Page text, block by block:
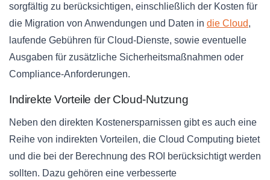
sorgfältig zu berücksichtigen, einschließlich der Kosten für
die Migration von Anwendungen und Daten in die Cloud,
laufende Gebühren für Cloud-Dienste, sowie eventuelle
Ausgaben für zusätzliche Sicherheitsmaßnahmen oder
Compliance-Anforderungen.
Indirekte Vorteile der Cloud-Nutzung
Neben den direkten Kostenersparnissen gibt es auch eine
Reihe von indirekten Vorteilen, die Cloud Computing bietet
und die bei der Berechnung des ROI berücksichtigt werden
sollten. Dazu gehören eine verbesserte